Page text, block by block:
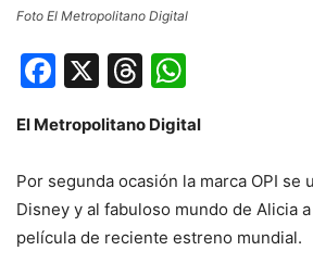
Foto El Metropolitano Digital
Facebook
X Threads
El Metropolitano Digital
Por segunda ocasión la marca OPI se
Disney y al fabuloso mundo de Alicia
película de reciente estreno mundial.